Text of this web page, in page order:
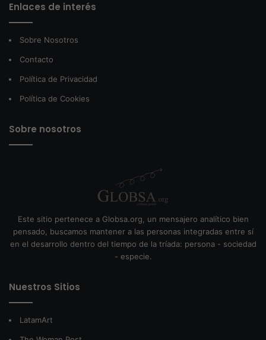
Enlaces de interés
Sobre Nosotros
Contacto
Política de Privacidad
Política de Cookies
Sobre nosotros
Este sitio pertenece a Globsa.org, un mensajero analítico bien
pensado, buscamos mantener a las personas integradas entre sí
en el desarrollo dentro del tiempo de la tríada: persona - sociedad
- especie.
Nuestros Sitios
LatamArt